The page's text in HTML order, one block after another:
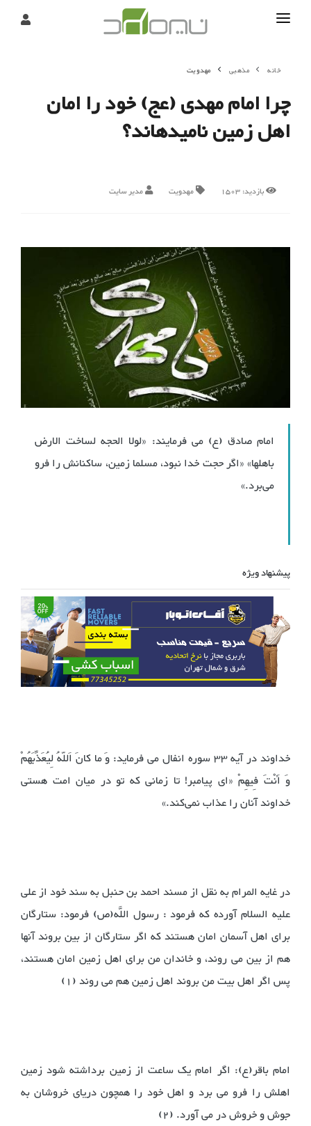
درباره
تحریریه
خانه مذهبی مهدویت
چرا امام مهدی (عج) خود را امان
اهل زمین نامیده‎اند؟
بازدید:1503 مهدویت مدیر سایت
امام صادق (ع) می فرمایند: «لولا الحجه لساخت الارض
باهلها» «اگر حجت خدا نبود، مسلما زمین، ساکنانش را فرو
می‌برد.»
پیشنهاد ویژه
خداوند در آیه 33 سوره انفال می فرماید: وَ ما کانَ اَللّهُ لِیُعَذِّبَهُمْ
وَ أَنْتَ فِیهِمْ «ای پیامبر! تا زمانی که تو در میان امت هستی
خداوند آنان را عذاب نمی‌کند.»
در غایه المرام به نقل از مسند احمد بن حنبل به سند خود از علی
علیه السلام آورده که فرمود : رسول اللَّه(ص) فرمود: ستارگان
برای اهل آسمان امان هستند که اگر ستارگان از بین بروند آنها
هم از بین می روند، و خاندان من برای اهل زمین امان هستند،
پس اگر اهل بیت من بروند اهل زمین هم می روند (1)
امام باقر(ع): اگر امام یک ساعت از زمین برداشته شود زمین
اهلش را فرو می برد و اهل خود را همچون دریای خروشان به
جوش و خروش در می آورد. (2)